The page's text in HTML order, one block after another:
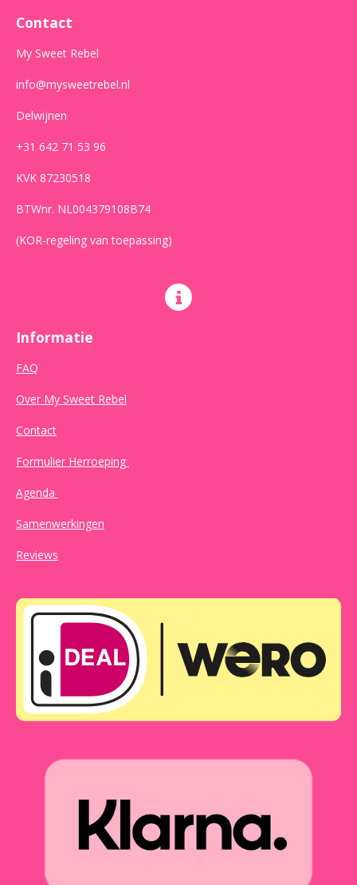
k
r
a
m
Contact
My Sweet Rebel
info@mysweetrebel.nl
Delwijnen
+31 642 71 53 96
KVK 87230518
BTWnr. NL004379108B74
(KOR-regeling van toepassing)
Informatie
FAQ
Over My Sweet Rebel
Contact
Formulier Herroeping
Agenda
Samenwerkingen
Reviews